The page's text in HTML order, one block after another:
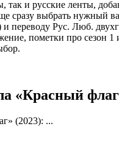
так и русские ленты,
сразу выбрать нужный
и переводу Рус. Люб.
пометки про сезон 1
«Красный
(2023): ...